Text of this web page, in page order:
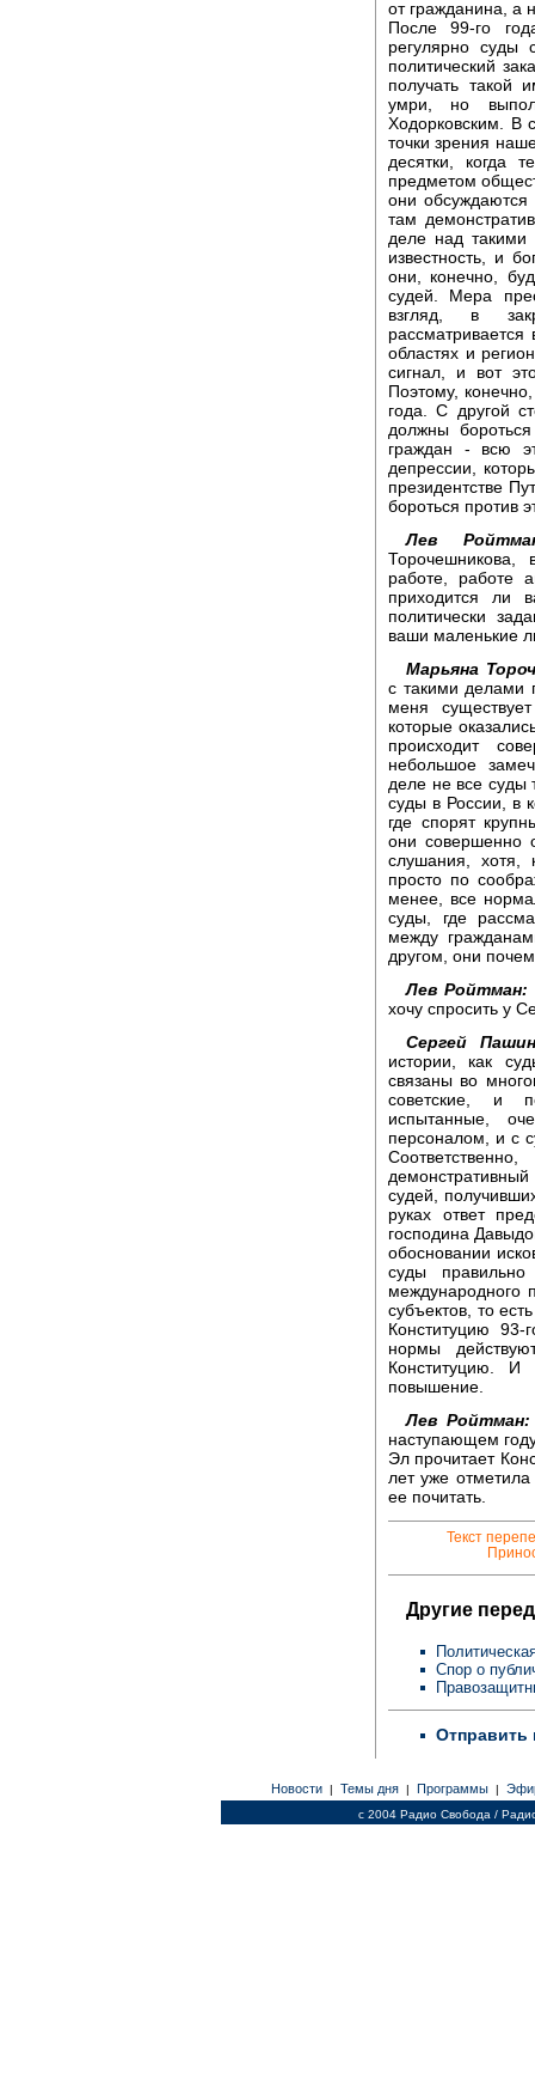
от гражданина, а
После 99-го
регулярно суды
политический
получать такой
умри, но
Ходорковским. В
точки зрения
десятки,
предметом
они
там
деле над
известность, и
они, конечно,
судей. Мера
взгляд, в
областях и
сигнал, и вот
Поэтому,
года. С другой
должны
граждан - всю
депрессии,
президентстве
бороться против
Лев
Торочешникова,
работе, работе
приходится ли
политически
ваши маленькие
Марьяна
с такими делами
меня
которые
происходит
небольшое
деле не все суды
суды в России, в
где спорят
они совершенно
слушания, хотя,
просто по
менее, все
суды, где
между
другом, они
Лев Ройтман:
хочу спросить у
Сергей
истории, как
связаны во
советские, и
испытанные,
персоналом, и с
судей,
руках ответ
господина
обосновании
суды правильно
международного
субъектов, то
Конституцию 93-
нормы
Конституцию.
повышение.
Лев Ройтман:
наступающем
Эл прочитает
лет уже
ее почитать.
Текст
Другие
Спор о
Отправить
Новости | Темы дня | Программы |
c 2004 Радио Свобода /